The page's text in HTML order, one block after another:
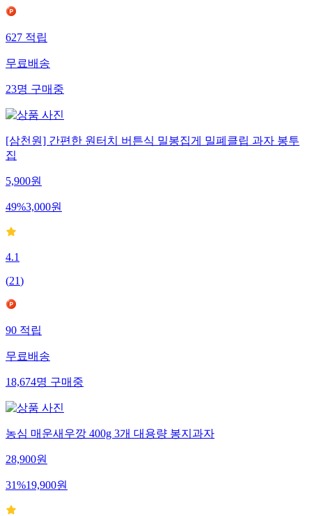
627 적립
무료배송
23명 구매중
[삼천원] 간편한 원터치 버튼식 밀봉집게 밀폐클립 과자 봉투
집
5,900원
49%3,000원
4.1
(21)
90 적립
무료배송
18,674명 구매중
농심 매운새우깡 400g 3개 대용량 봉지과자
28,900원
31%19,900원